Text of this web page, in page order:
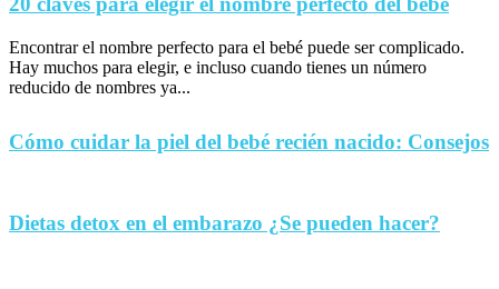
Encontrar el nombre perfecto para el bebé puede ser complicado.
Hay muchos para elegir, e incluso cuando tienes un número
reducido de nombres ya...
Cómo cuidar la piel del bebé recién nacido: Consejos
Dietas detox en el embarazo ¿Se pueden hacer?